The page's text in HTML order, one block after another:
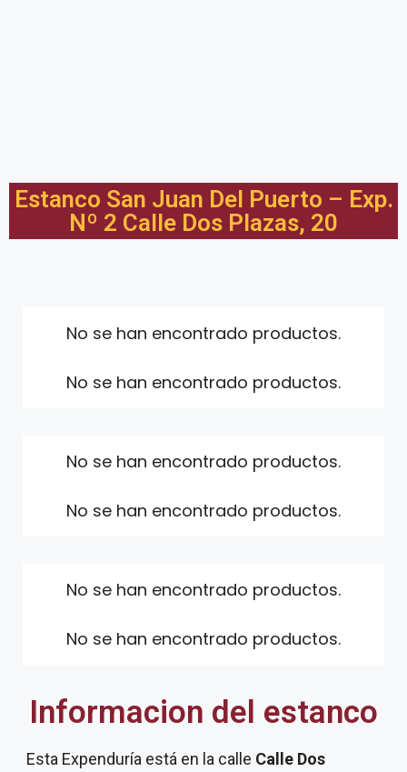
Estanco San Juan Del Puerto – Exp.
Nº 2 Calle Dos Plazas, 20
No se han encontrado productos.
No se han encontrado productos.
No se han encontrado productos.
No se han encontrado productos.
No se han encontrado productos.
No se han encontrado productos.
Informacion del estanco
Esta Expenduría está en la calle Calle Dos